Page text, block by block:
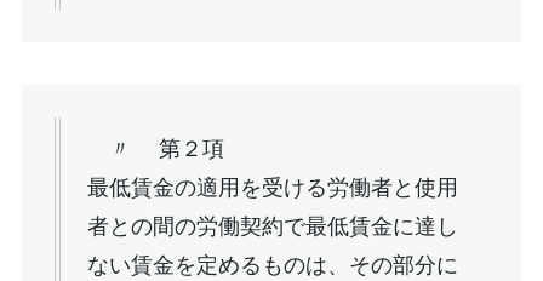
〃 第２項
最低賃金の適用を受ける労働者と使用
者との間の労働契約で最低賃金に達し
ない賃金を定めるものは、その部分に